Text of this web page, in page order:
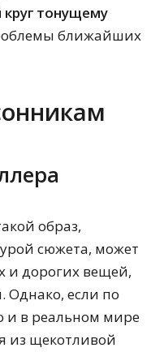
круг тонущему
ближайших
образ,
сюжета, может
и дорогих вещей,
Однако, если по
и в реальном мире
из щекотливой